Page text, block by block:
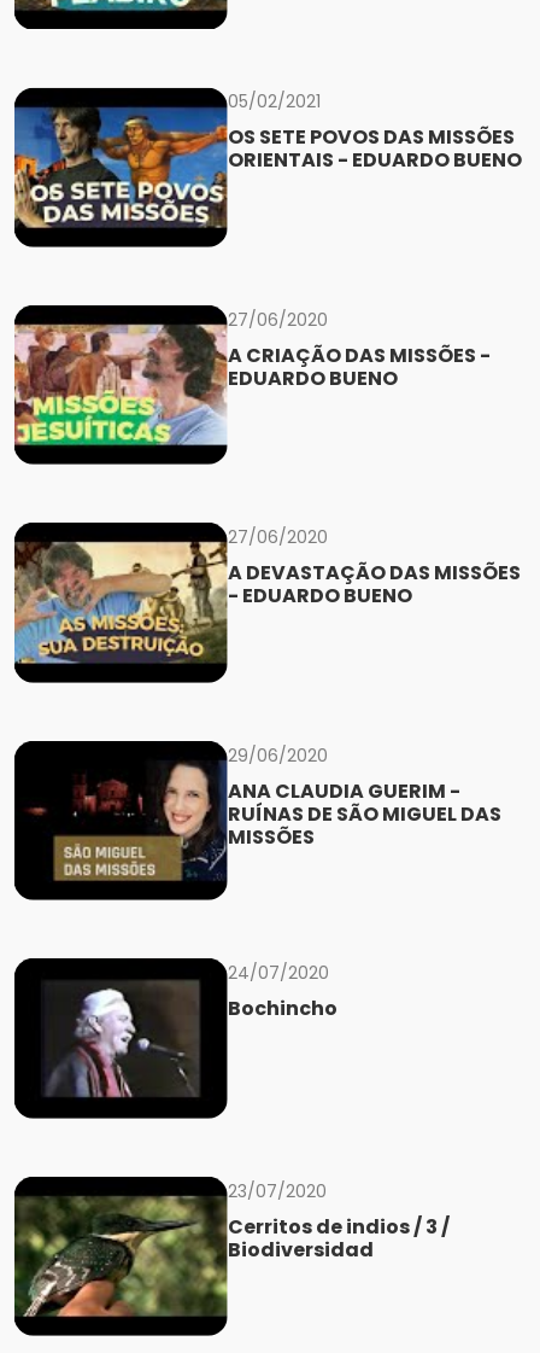
05/02/2021
OS SETE POVOS DAS MISSÕES
ORIENTAIS - EDUARDO BUENO
27/06/2020
A CRIAÇÃO DAS MISSÕES -
EDUARDO BUENO
27/06/2020
A DEVASTAÇÃO DAS MISSÕES
- EDUARDO BUENO
29/06/2020
ANA CLAUDIA GUERIM -
RUÍNAS DE SÃO MIGUEL DAS
MISSÕES
24/07/2020
Bochincho
23/07/2020
Cerritos de indios / 3 /
Biodiversidad